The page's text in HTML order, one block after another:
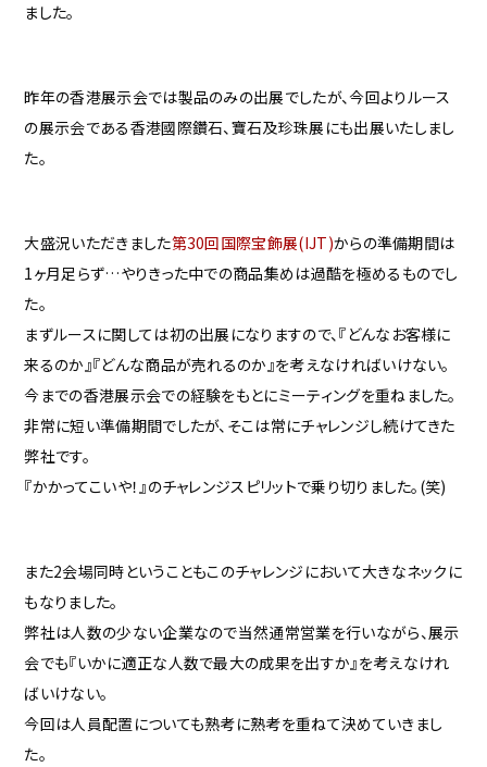
ました。
昨年の香港展示会では製品のみの出展でしたが、今回よりルース
の展示会である香港國際鑽石、寶石及珍珠展にも出展いたしまし
た。
大盛況いただきました第30回国際宝飾展(IJT)からの準備期間は
1ヶ月足らず…やりきった中での商品集めは過酷を極めるものでし
た。
まずルースに関しては初の出展になりますので、『どんなお客様に
来るのか』『どんな商品が売れるのか』を考えなければいけない。
今までの香港展示会での経験をもとにミーティングを重ねました。
非常に短い準備期間でしたが、そこは常にチャレンジし続けてきた
弊社です。
『かかってこいや！』のチャレンジスピリットで乗り切りました。(笑)
また2会場同時ということもこのチャレンジにおいて大きなネックに
もなりました。
弊社は人数の少ない企業なので当然通常営業を行いながら、展示
会でも『いかに適正な人数で最大の成果を出すか』を考えなけれ
ばいけない。
今回は人員配置についても熟考に熟考を重ねて決めていきまし
た。